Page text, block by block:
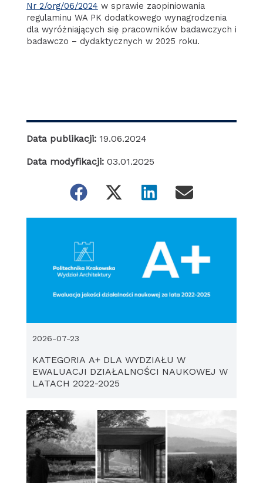
Nr 2/org/06/2024 w sprawie zaopiniowania
regulaminu WA PK dodatkowego wynagrodzenia
dla wyróżniających się pracowników badawczych i
badawczo – dydaktycznych w 2025 roku.
Data publikacji: 19.06.2024
Data modyfikacji: 03.01.2025
KATEGORIA A+ DLA WYDZIAŁU W
EWALUACJI DZIAŁALNOŚCI NAUKOWEJ W
LATACH 2022-2025
2026-07-23